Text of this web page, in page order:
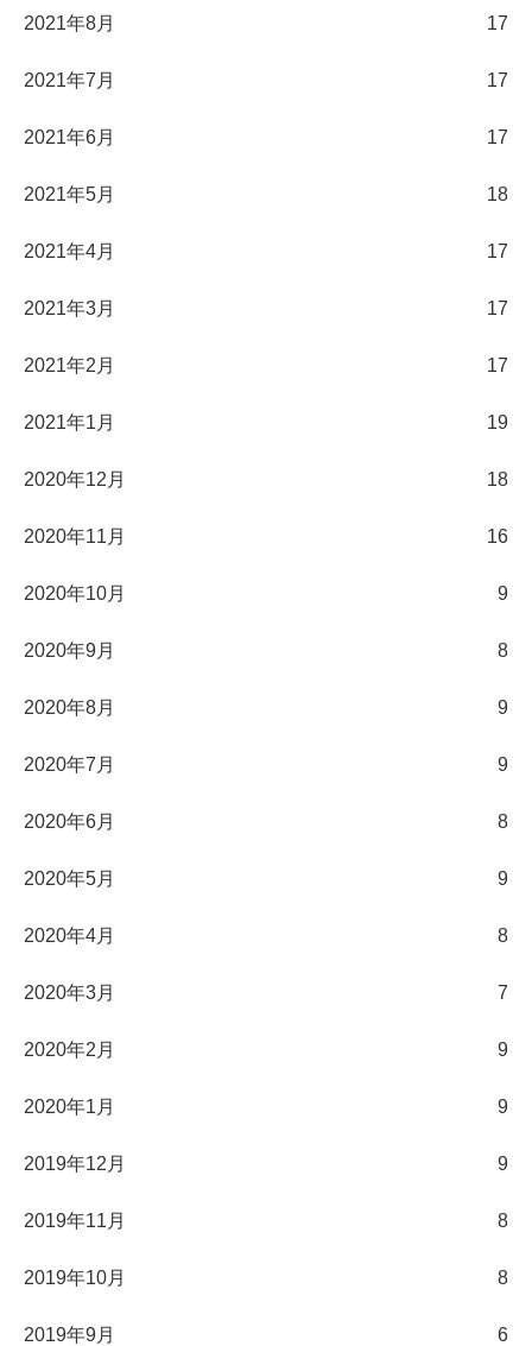
2021年8月 17
2021年7月 17
2021年6月 17
2021年5月 18
2021年4月 17
2021年3月 17
2021年2月 17
2021年1月 19
2020年12月 18
2020年11月 16
2020年10月 9
2020年9月 8
2020年8月 9
2020年7月 9
2020年6月 8
2020年5月 9
2020年4月 8
2020年3月 7
2020年2月 9
2020年1月 9
2019年12月 9
2019年11月 8
2019年10月 8
2019年9月 6